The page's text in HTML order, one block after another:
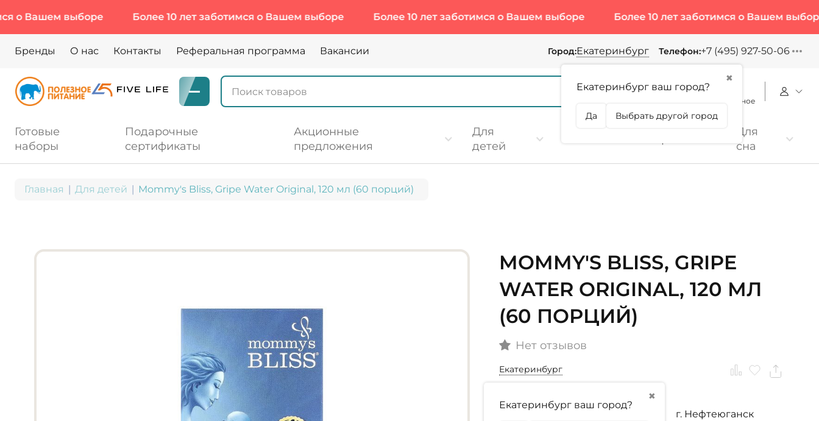
выборе Более 10 лет заботимся о Вашем выборе Более 10 лет заботимся о Вашем выборе Более 10 лет заботимся о Вашем выборе
Бренды О нас Контакты Реферальная программа Вакансии Город:Екатеринбург
✖
Екатеринбург ваш город?
Да Выбрать другой город
Телефон:+7 (495) 927-50-06
Избранное
Готовые
наборы
Подарочные
сертификаты
Акционные
предложения
Для
детей
Для
сна
Главная Для детей Mommy's Bliss, Gripe Water Original, 120 мл (60 порций)
MOMMY'S BLISS, GRIPE
WATER ORIGINAL, 120 МЛ
(60 ПОРЦИЙ)
Нет отзывов
Екатеринбург
✖
Екатеринбург ваш город?
г. Екатеринбург г. Тюмень г. Нефтеюганск